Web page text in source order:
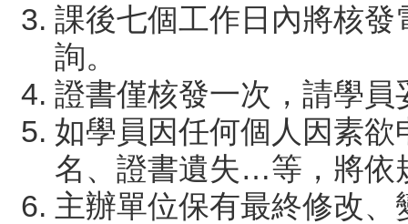
課後七個工作日內將核
詢。
證書僅核發一次，請學員
如學員因任何個人因素
名、證書遺失…等，將依
主辦單位保有最終修改